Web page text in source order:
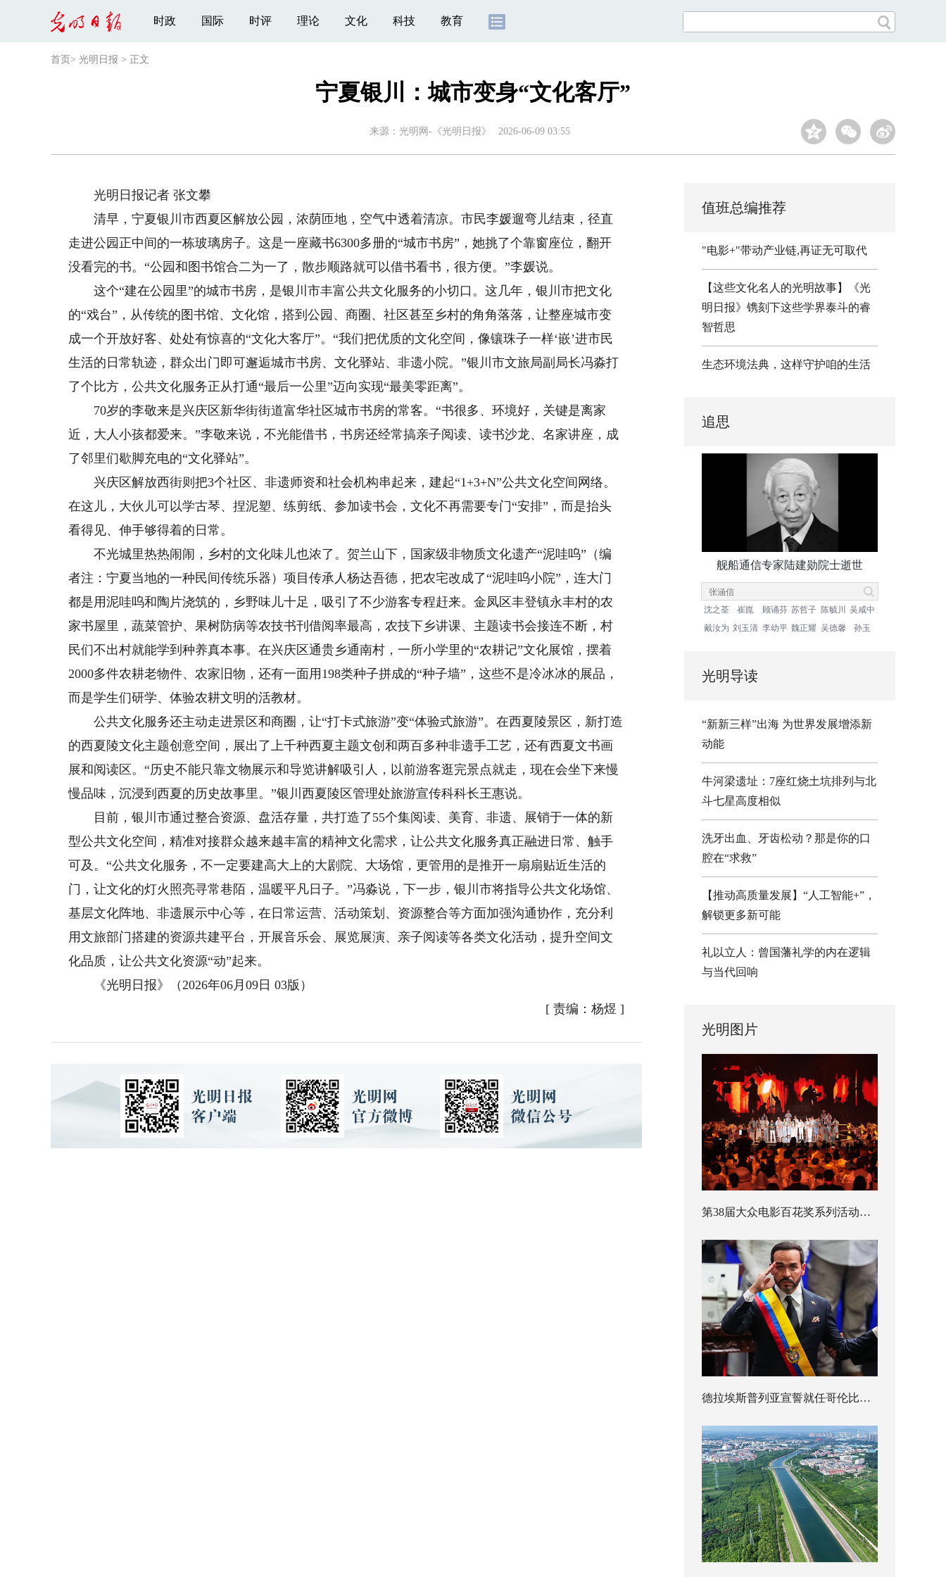
时政 国际 时评 理论 文化 科技 教育
首页 > 光明日报 > 正文
宁夏银川：城市变身“文化客厅”
来源： 光明网-《光明日报》 2026-06-09 03:55
光明日报记者 张文攀
清早，宁夏银川市西夏区解放公园，浓荫匝地，空气中透着清凉。市民李媛遛弯儿结束，径直
走进公园正中间的一栋玻璃房子。这是一座藏书6300多册的“城市书房”，她挑了个靠窗座位，翻开
没看完的书。“公园和图书馆合二为一了，散步顺路就可以借书看书，很方便。”李媛说。
这个“建在公园里”的城市书房，是银川市丰富公共文化服务的小切口。这几年，银川市把文化
的“戏台”，从传统的图书馆、文化馆，搭到公园、商圈、社区甚至乡村的角角落落，让整座城市变
成一个开放好客、处处有惊喜的“文化大客厅”。“我们把优质的文化空间，像镶珠子一样‘嵌’进市民
生活的日常轨迹，群众出门即可邂逅城市书房、文化驿站、非遗小院。”银川市文旅局副局长冯淼打
了个比方，公共文化服务正从打通“最后一公里”迈向实现“最美零距离”。
70岁的李敬来是兴庆区新华街街道富华社区城市书房的常客。“书很多、环境好，关键是离家
近，大人小孩都爱来。”李敬来说，不光能借书，书房还经常搞亲子阅读、读书沙龙、名家讲座，成
了邻里们歇脚充电的“文化驿站”。
兴庆区解放西街则把3个社区、非遗师资和社会机构串起来，建起“1+3+N”公共文化空间网络。
在这儿，大伙儿可以学古琴、捏泥塑、练剪纸、参加读书会，文化不再需要专门“安排”，而是抬头
看得见、伸手够得着的日常。
不光城里热热闹闹，乡村的文化味儿也浓了。贺兰山下，国家级非物质文化遗产“泥哇呜”（编
者注：宁夏当地的一种民间传统乐器）项目传承人杨达吾德，把农宅改成了“泥哇呜小院”，连大门
都是用泥哇呜和陶片浇筑的，乡野味儿十足，吸引了不少游客专程赶来。金凤区丰登镇永丰村的农
家书屋里，蔬菜管护、果树防病等农技书刊借阅率最高，农技下乡讲课、主题读书会接连不断，村
民们不出村就能学到种养真本事。在兴庆区通贵乡通南村，一所小学里的“农耕记”文化展馆，摆着
2000多件农耕老物件、农家旧物，还有一面用198类种子拼成的“种子墙”，这些不是冷冰冰的展品，
而是学生们研学、体验农耕文明的活教材。
公共文化服务还主动走进景区和商圈，让“打卡式旅游”变“体验式旅游”。在西夏陵景区，新打造
的西夏陵文化主题创意空间，展出了上千种西夏主题文创和两百多种非遗手工艺，还有西夏文书画
展和阅读区。“历史不能只靠文物展示和导览讲解吸引人，以前游客逛完景点就走，现在会坐下来慢
慢品味，沉浸到西夏的历史故事里。”银川西夏陵区管理处旅游宣传科科长王惠说。
目前，银川市通过整合资源、盘活存量，共打造了55个集阅读、美育、非遗、展销于一体的新
型公共文化空间，精准对接群众越来越丰富的精神文化需求，让公共文化服务真正融进日常、触手
可及。“公共文化服务，不一定要建高大上的大剧院、大场馆，更管用的是推开一扇扇贴近生活的
门，让文化的灯火照亮寻常巷陌，温暖平凡日子。”冯淼说，下一步，银川市将指导公共文化场馆、
基层文化阵地、非遗展示中心等，在日常运营、活动策划、资源整合等方面加强沟通协作，充分利
用文旅部门搭建的资源共建平台，开展音乐会、展览展演、亲子阅读等各类文化活动，提升空间文
化品质，让公共文化资源“动”起来。
《光明日报》（2026年06月09日 03版）
[ 责编：杨煜 ]
值班总编推荐
"电影+"带动产业链,再证无可取代
【这些文化名人的光明故事】《光
明日报》镌刻下这些学界泰斗的睿
智哲思
生态环境法典，这样守护咱的生活
追思
舰船通信专家陆建勋院士逝世
沈之荃 崔崑 顾诵芬 苏哲子 陈毓川
吴咸中
戴汝为 刘玉清 李幼平 魏正耀 吴德馨 孙玉
光明导读
“新新三样”出海 为世界发展增添新
动能
牛河梁遗址：7座红烧土坑排列与北
斗七星高度相似
洗牙出血、牙齿松动？那是你的口
腔在“求救”
【推动高质量发展】“人工智能+”，
解锁更多新可能
礼以立人：曾国藩礼学的内在逻辑
与当代回响
光明图片
第38届大众电影百花奖系列活动开幕
德拉埃斯普列亚宣誓就任哥伦比亚总统